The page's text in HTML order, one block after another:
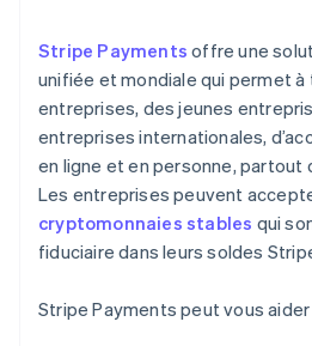
Stripe Payments offre une
unifiée et mondiale qui permet à
entreprises, des jeunes
entreprises internationales,
en ligne et en personne, partout
Les entreprises peuvent
cryptomonnaies stables qui
fiduciaire dans leurs soldes
Stripe Payments peut vous aider